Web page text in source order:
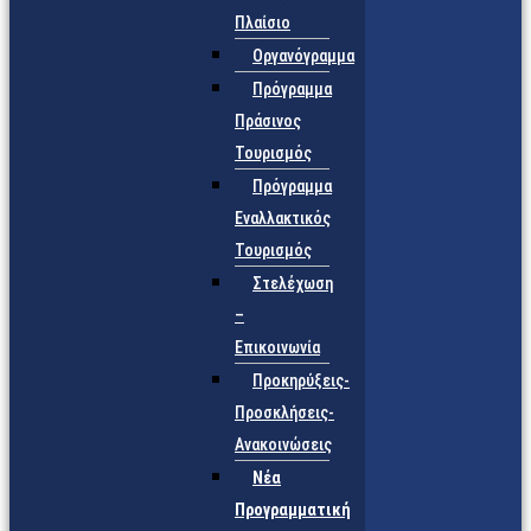
Πλαίσιο
Οργανόγραμμα
Πρόγραμμα
Πράσινος
Τουρισμός
Πρόγραμμα
Εναλλακτικός
Τουρισμός
Στελέχωση
–
Επικοινωνία
Προκηρύξεις-
Προσκλήσεις-
Ανακοινώσεις
Νέα
Προγραμματική